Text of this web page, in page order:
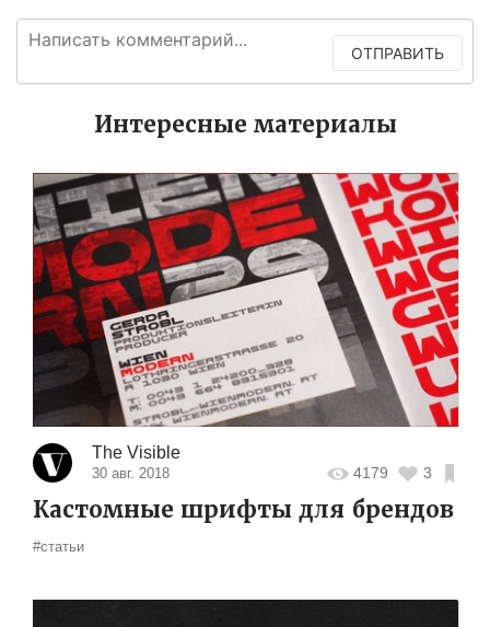
ОТПРАВИТЬ
Интересные материалы
The Visible
30 авг. 2018 4179 3
Кастомные шрифты для брендов
#статьи